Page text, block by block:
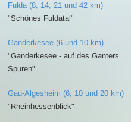
Fulda (8, 14, 21 und 42 km)
"Schönes Fuldatal"
Ganderkesee (6 und 10 km)
"Ganderkesee - auf des Ganters
Spuren"
Gau-Algesheim (6, 10 und 20 km)
"Rheinhessenblick"